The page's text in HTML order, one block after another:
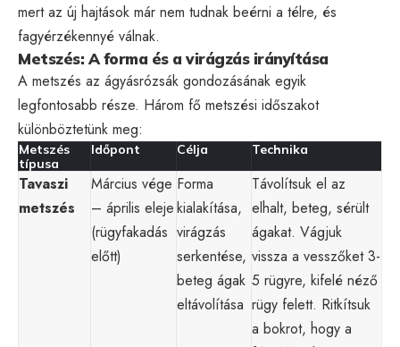
mert az új hajtások már nem tudnak beérni a télre, és
fagyérzékennyé válnak.
Metszés: A forma és a virágzás irányítása
A metszés az ágyásrózsák gondozásának egyik
legfontosabb része. Három fő metszési időszakot
különböztetünk meg:
Metszés
típusa
Időpont Célja Technika
Tavaszi
metszés
Március vége
– április eleje
(rügyfakadás
előtt)
Forma
kialakítása,
virágzás
serkentése,
beteg ágak
eltávolítása
Távolítsuk el az
elhalt, beteg, sérült
ágakat. Vágjuk
vissza a vesszőket 3-
5 rügyre, kifelé néző
rügy felett. Ritkítsuk
a bokrot, hogy a